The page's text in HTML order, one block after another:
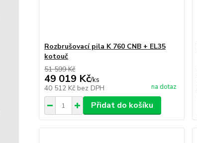
Rozbrušovací pila K 760 CNB + EL35
kotouč
51 599 Kč
49 019 Kč/ks
40 512 Kč bez DPH na dotaz
Přidat do košíku